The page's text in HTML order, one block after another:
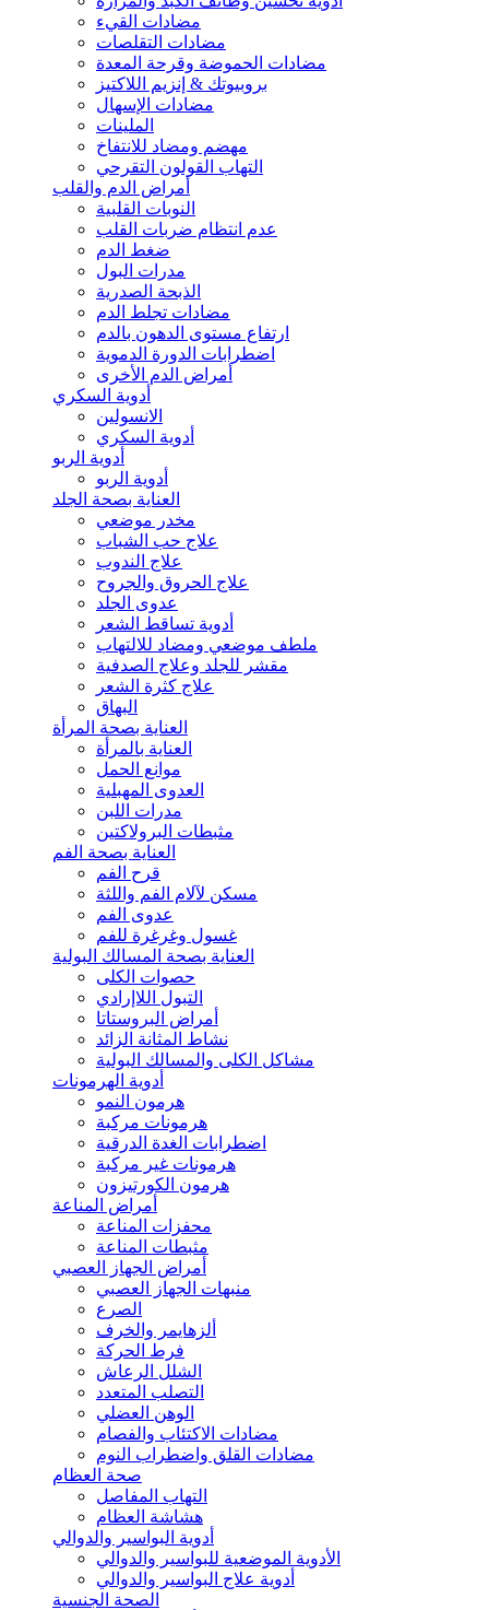
مضادات القيء
مضادات التقلصات
مضادات الحموضة وقرحة المعدة
بروبيوتك & إنزيم اللاكتيز
مضادات الإسهال
الملينات
مهضم ومضاد للانتفاخ
التهاب القولون التقرحي
أمراض الدم والقلب
النوبات القلبية
عدم انتظام ضربات القلب
ضغط الدم
مدرات البول
الذبحة الصدرية
مضادات تجلط الدم
ارتفاع مستوى الدهون بالدم
اضطرابات الدورة الدموية
أمراض الدم الأخرى
أدوية السكري
الانسولين
أدوية السكري
أدوية الربو
أدوية الربو
العناية بصحة الجلد
مخدر موضعي
علاج حب الشباب
علاج الندوب
علاج الحروق والجروح
عدوى الجلد
أدوية تساقط الشعر
ملطف موضعي ومضاد للالتهاب
مقشر للجلد وعلاج الصدفية
علاج كثرة الشعر
البهاق
العناية بصحة المرأة
العناية بالمرأة
موانع الحمل
العدوى المهبلية
مدرات اللبن
مثبطات البرولاكتين
العناية بصحة الفم
قرح الفم
مسكن لآلام الفم واللثة
عدوى الفم
غسول وغرغرة للفم
العناية بصحة المسالك البولية
حصوات الكلى
التبول اللاإرادي
أمراض البروستاتا
نشاط المثانة الزائد
مشاكل الكلى والمسالك البولية
أدوية الهرمونات
هرمون النمو
هرمونات مركبة
اضطرابات الغدة الدرقية
هرمونات غير مركبة
هرمون الكورتيزون
أمراض المناعة
محفزات المناعة
مثبطات المناعة
أمراض الجهاز العصبي
منبهات الجهاز العصبي
الصرع
ألزهايمر والخرف
فرط الحركة
الشلل الرعاش
التصلب المتعدد
الوهن العضلي
مضادات الاكتئاب والفصام
مضادات القلق واضطراب النوم
صحة العظام
التهاب المفاصل
هشاشة العظام
أدوية البواسير والدوالي
الأدوية الموضعية للبواسير والدوالي
أدوية علاج البواسير والدوالي
الصحة الجنسية